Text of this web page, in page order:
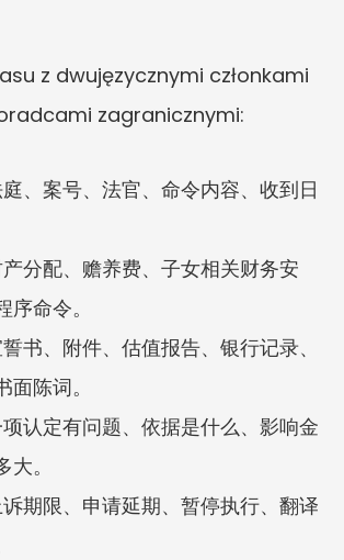
z dwujęzycznymi członkami
zagranicznymi:
、案号、法官、命令内容、收到日
分配、赡养费、子女相关财务安
命令。
书、附件、估值报告、银行记录、
陈词。
认定有问题、依据是什么、影响金
。
期限、申请延期、暂停执行、翻译